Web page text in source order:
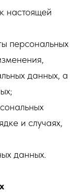
настоящей
персональных
данных, а
и случаях,
данных.